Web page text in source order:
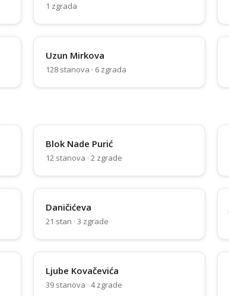
1 zgrada
Uzun Mirkova
128 stanova · 6 zgrada
Blok Nade Purić
12 stanova · 2 zgrade
Daničićeva
21 stan · 3 zgrade
Ljube Kovačevića
39 stanova · 4 zgrade